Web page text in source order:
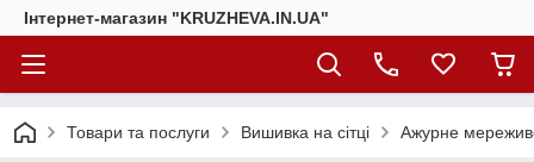
Інтернет-магазин "KRUZHEVA.IN.UA"
Товари та послуги Вишивка на сітці Ажурне